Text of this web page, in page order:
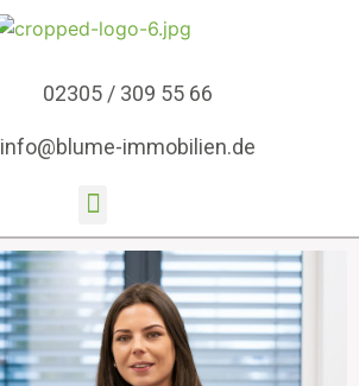
02305 / 309 55 66
info@blume-immobilien.de